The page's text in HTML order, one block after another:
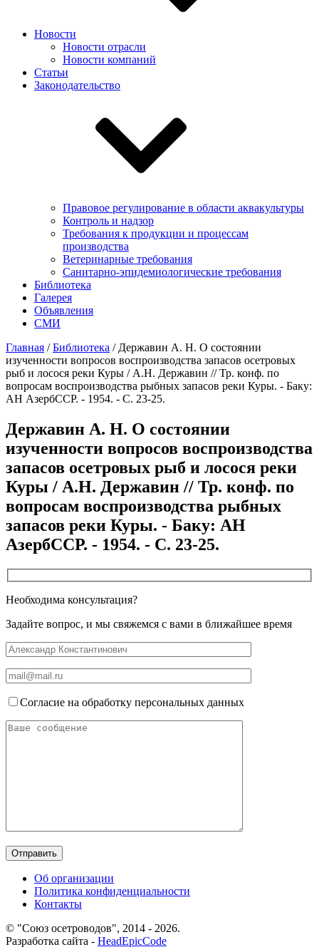
Новости
Новости отрасли
Новости компаний
Статьи
Законодательство
Правовое регулирование в области аквакультуры
Контроль и надзор
Требования к продукции и процессам
производства
Ветеринарные требования
Санитарно-эпидемиологические требования
Библиотека
Галерея
Объявления
СМИ
Главная /Библиотека / Державин А. Н. О состоянии
изученности вопросов воспроизводства запасов осетровых
рыб и лосося реки Куры / А.Н. Державин // Тр. конф. по
вопросам воспроизводства рыбных запасов реки Куры. - Баку:
АН АзербССР. - 1954. - С. 23-25.
Державин А. Н. О состоянии
изученности вопросов воспроизводства
запасов осетровых рыб и лосося реки
Куры / А.Н. Державин // Тр. конф. по
вопросам воспроизводства рыбных
запасов реки Куры. - Баку: АН
АзербССР. - 1954. - С. 23-25.
Необходима консультация?
Задайте вопрос, и мы свяжемся с вами в ближайшее время
Согласие на обработку персональных данных
Об организации
Политика конфиденциальности
Контакты
© "Союз осетроводов", 2014 - 2026.
Разработка сайта - HeadEpicCode